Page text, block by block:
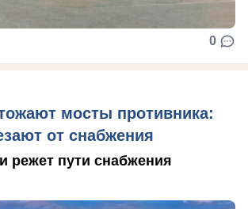
0
мосты противника:
от снабжения
режет пути снабжения